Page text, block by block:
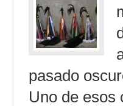
pasado
Uno de esos